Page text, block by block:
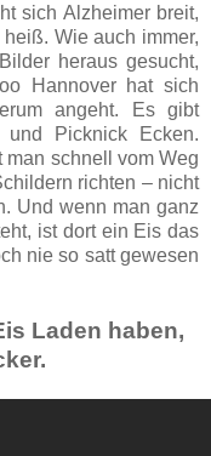
sich Alzheimer breit,
Wie auch immer,
heraus gesucht,
Hannover hat sich
angeht. Es gibt
und Picknick Ecken.
man schnell vom Weg
richten – nicht
Und wenn man ganz
ist dort ein Eis das
nie so satt gewesen
Laden haben,